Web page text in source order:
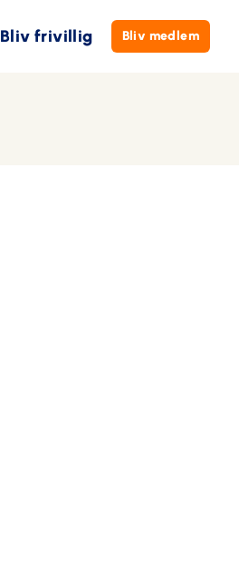
Bliv frivillig Bliv medlem